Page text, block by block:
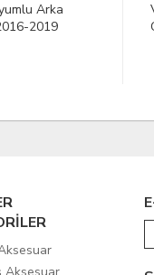
Volkswagen Golf 7 Sis
Çerçevesi Piano Black